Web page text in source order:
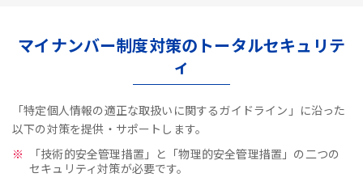
マイナンバー制度対策のトータルセキュリテ
ィ
「特定個人情報の適正な取扱いに関するガイドライン」に沿った
以下の対策を提供・サポートします。
「技術的安全管理措置」と「物理的安全管理措置」の二つの
セキュリティ対策が必要です。